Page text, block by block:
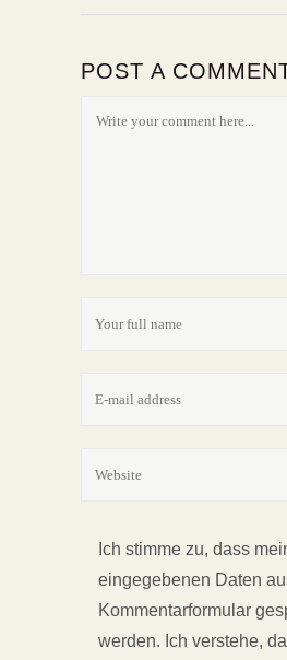
POST A
Ich stimme zu, dass
eingegebenen Daten
Kommentarformular
werden. Ich verstehe,